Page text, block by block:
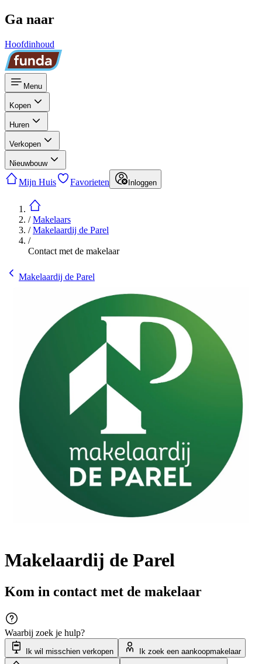
Ga naar
Hoofdinhoud
Menu
Kopen
Huren
Verkopen
Nieuwbouw
Mijn Huis Favorieten Inloggen
/Makelaars
/Makelaardij de Parel
/
Contact met de makelaar
Makelaardij de Parel
Makelaardij de Parel
Kom in contact met de makelaar
Waarbij zoek je hulp?
Ik wil misschien verkopen Ik zoek een aankoopmakelaar